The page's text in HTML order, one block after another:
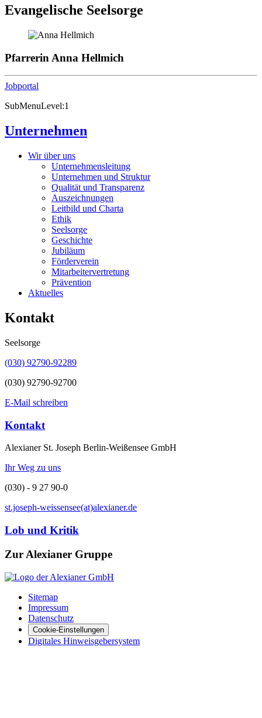
Evangelische Seelsorge
Pfarrerin Anna Hellmich
Jobportal
SubMenuLevel:1
Unternehmen
Wir über uns
Unternehmensleitung
Unternehmen und Struktur
Qualität und Transparenz
Auszeichnungen
Leitbild und Charta
Ethik
Seelsorge
Geschichte
Jubiläum
Förderverein
Mitarbeitervertretung
Prävention
Aktuelles
Kontakt
Seelsorge
(030) 92790-92289
(030) 92790-92700
E-Mail schreiben
Kontakt
Alexianer St. Joseph Berlin-Weißensee GmbH
Ihr Weg zu uns
(030) - 9 27 90-0
st.joseph-weissensee(at)alexianer.de
Lob und Kritik
Zur Alexianer Gruppe
Sitemap
Impressum
Datenschutz
Cookie-Einstellungen
Digitales Hinweisgebersystem